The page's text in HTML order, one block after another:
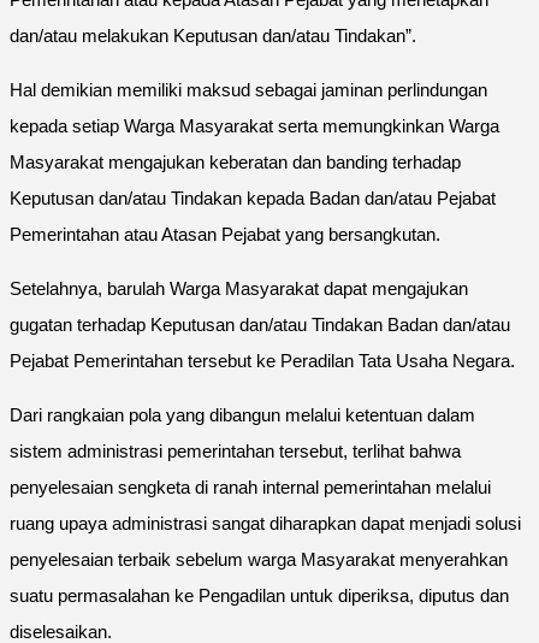
dan/atau melakukan Keputusan dan/atau Tindakan”.
Hal demikian memiliki maksud sebagai jaminan perlindungan
kepada setiap Warga Masyarakat serta memungkinkan Warga
Masyarakat mengajukan keberatan dan banding terhadap
Keputusan dan/atau Tindakan kepada Badan dan/atau Pejabat
Pemerintahan atau Atasan Pejabat yang bersangkutan.
Setelahnya, barulah Warga Masyarakat dapat mengajukan
gugatan terhadap Keputusan dan/atau Tindakan Badan dan/atau
Pejabat Pemerintahan tersebut ke Peradilan Tata Usaha Negara.
Dari rangkaian pola yang dibangun melalui ketentuan dalam
sistem administrasi pemerintahan tersebut, terlihat bahwa
penyelesaian sengketa di ranah internal pemerintahan melalui
ruang upaya administrasi sangat diharapkan dapat menjadi solusi
penyelesaian terbaik sebelum warga Masyarakat menyerahkan
suatu permasalahan ke Pengadilan untuk diperiksa, diputus dan
diselesaikan.